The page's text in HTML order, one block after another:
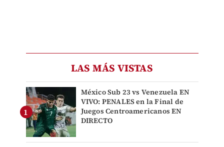
LAS MÁS VISTAS
México Sub 23 vs Venezuela EN
VIVO: PENALES en la Final de
Juegos Centroamericanos EN
DIRECTO